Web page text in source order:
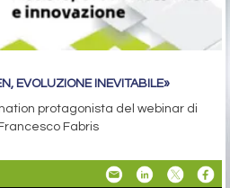
EVOLUZIONE INEVITABILE»
protagonista del webinar di
Fabris